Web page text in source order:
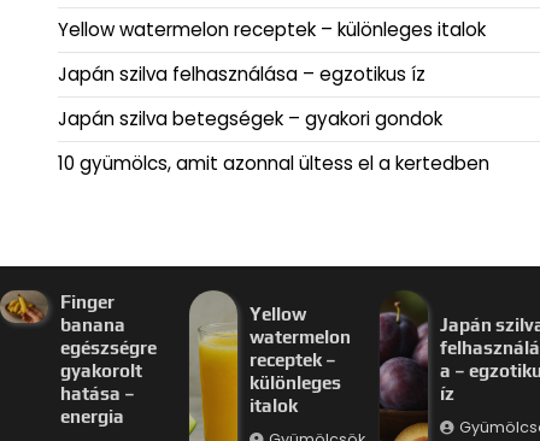
Yellow watermelon receptek – különleges italok
Japán szilva felhasználása – egzotikus íz
Japán szilva betegségek – gyakori gondok
10 gyümölcs, amit azonnal ültess el a kertedben
Finger
banana
egészségre
gyakorolt
hatása –
energia
Yellow
watermelon
receptek –
különleges
italok
Japán
a –
íz